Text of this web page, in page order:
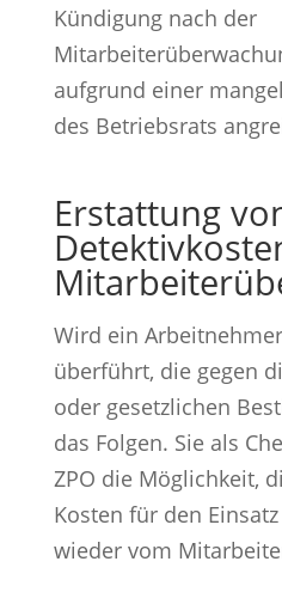
Kündigung nach der
aufgrund einer
des Betriebsrats
Erstattung
Wird ein
überführt, die gegen
oder gesetzlichen
das Folgen. Sie als
ZPO die Möglichkeit,
Kosten für den
wieder vom